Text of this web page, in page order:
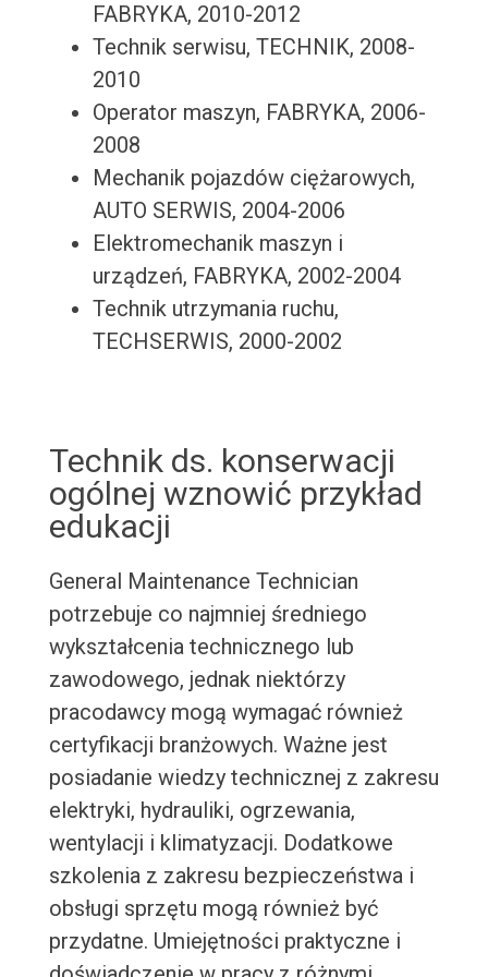
FABRYKA, 2010-2012
Technik serwisu, TECHNIK, 2008-
2010
Operator maszyn, FABRYKA, 2006-
2008
Mechanik pojazdów ciężarowych,
AUTO SERWIS, 2004-2006
Elektromechanik maszyn i
urządzeń, FABRYKA, 2002-2004
Technik utrzymania ruchu,
TECHSERWIS, 2000-2002
Technik ds. konserwacji
ogólnej wznowić przykład
edukacji
General Maintenance Technician
potrzebuje co najmniej średniego
wykształcenia technicznego lub
zawodowego, jednak niektórzy
pracodawcy mogą wymagać również
certyfikacji branżowych. Ważne jest
posiadanie wiedzy technicznej z zakresu
elektryki, hydrauliki, ogrzewania,
wentylacji i klimatyzacji. Dodatkowe
szkolenia z zakresu bezpieczeństwa i
obsługi sprzętu mogą również być
przydatne. Umiejętności praktyczne i